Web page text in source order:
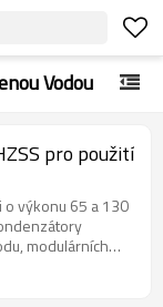
Vodou
pro použití
výkonu 65 a 130
modulárních